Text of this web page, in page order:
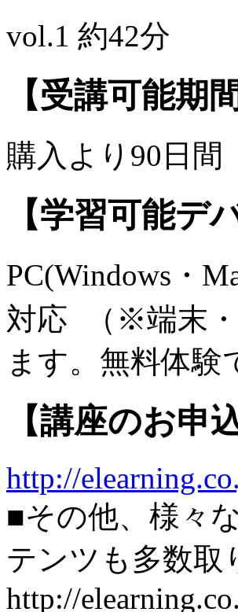
vol.1 約42分
【受講可能期間
購入より90日間
【学習可能デ
PC(Windows・
対応 （※端末・
ます。無料体験
【講座のお申
http://
■その他、様々
テンツも多数取
http://